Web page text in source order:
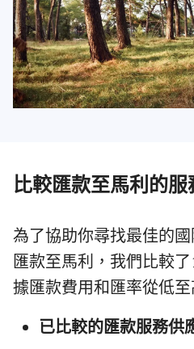
比較匯款至馬利的
為了協助你尋找最佳的
匯款至馬利，我們比較
據匯款費用和匯率從低至
已比較的匯款服務供